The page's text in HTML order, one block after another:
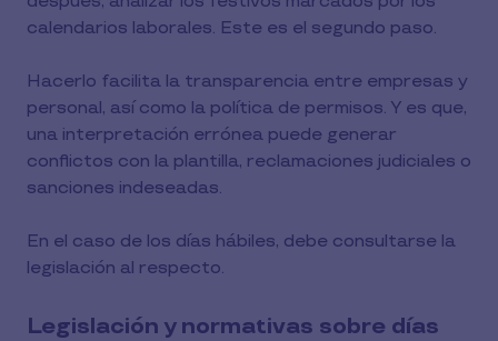
calendarios laborales. Este es el segundo paso.
Hacerlo facilita la transparencia entre empresas y
personal, así como la política de permisos. Y es que,
una interpretación errónea puede generar
conflictos con la plantilla, reclamaciones judiciales o
sanciones indeseadas.
En el caso de los días hábiles, debe consultarse la
legislación al respecto.
Legislación y normativas sobre días